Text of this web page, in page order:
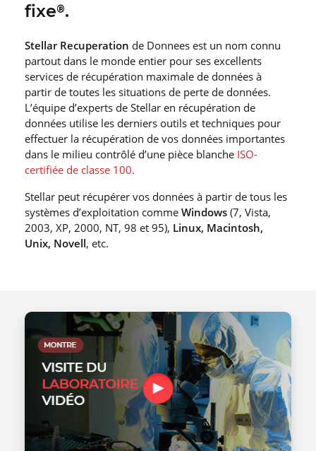
fixe®.
Stellar Recuperation de Donnees est un nom connu
partout dans le monde entier pour ses excellents
services de récupération maximale de données à
partir de toutes les situations de perte de données.
L’équipe d’experts de Stellar en récupération de
données utilise les derniers outils et techniques pour
effectuer la récupération de vos données importantes
dans le milieu contrôlé d’une pièce blanche ISO-
certifiée de classe 100.
Stellar peut récupérer vos données à partir de tous les
systèmes d’exploitation comme Windows(7, Vista,
2003, XP, 2000, NT, 98 et 95), Linux, Macintosh,
Unix, Novell, etc.